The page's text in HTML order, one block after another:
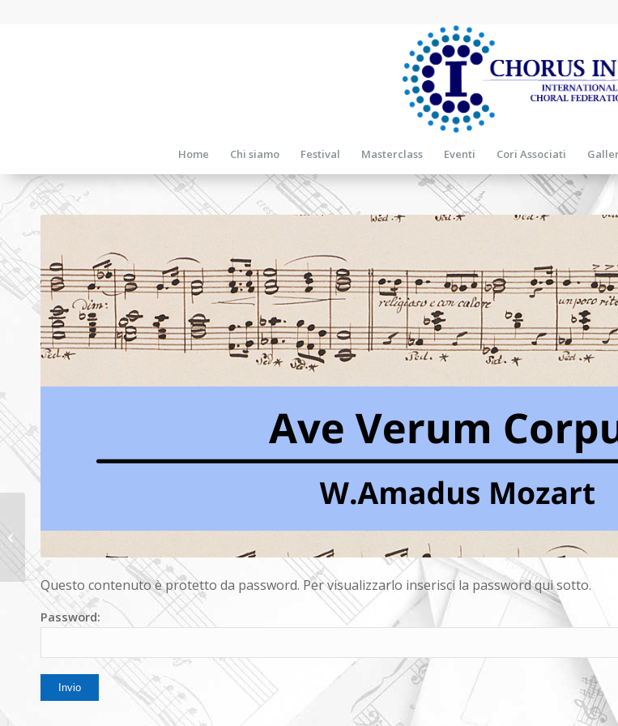
Home Chi siamo Festival Masterclass Eventi Cori Associati
Questo contenuto è protetto da password. Per visualizzarlo inserisci la password qui sotto.
Password:
Cantate
Vytautas Miskinis